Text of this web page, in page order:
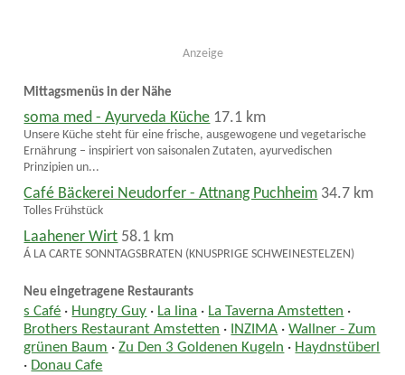
Anzeige
Mittagsmenüs in der Nähe
soma med - Ayurveda Küche 17.1 km
Unsere Küche steht für eine frische, ausgewogene und vegetarische
Ernährung – inspiriert von saisonalen Zutaten, ayurvedischen
Prinzipien un...
Café Bäckerei Neudorfer - Attnang Puchheim 34.7 km
Tolles Frühstück
Laahener Wirt 58.1 km
Á LA CARTE SONNTAGSBRATEN (KNUSPRIGE SCHWEINESTELZEN)
Neu eingetragene Restaurants
s Café · Hungry Guy · La lina · La Taverna Amstetten ·
Brothers Restaurant Amstetten · INZIMA ·Wallner - Zum
grünen Baum ·Zu Den 3 Goldenen Kugeln · Haydnstüberl
· Donau Cafe